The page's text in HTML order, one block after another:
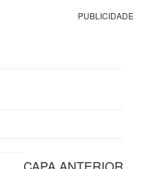
PUBLICIDADE
CAPA ANTERIOR